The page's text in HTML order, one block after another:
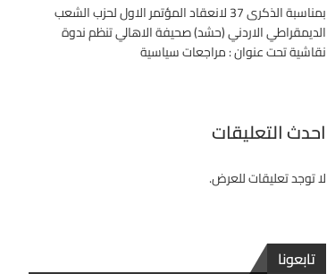
بمناسبة الذكرى 37 لانعقاد المؤتمر الاول لحزب الشعب
الديمقراطي الاردني (حشد) صحيفة الاهالي تنظم ندوة
نقاشية تحت عنوان : مراجعات سياسية
احدث التعليقات
لا توجد تعليقات للعرض.
تابعونا